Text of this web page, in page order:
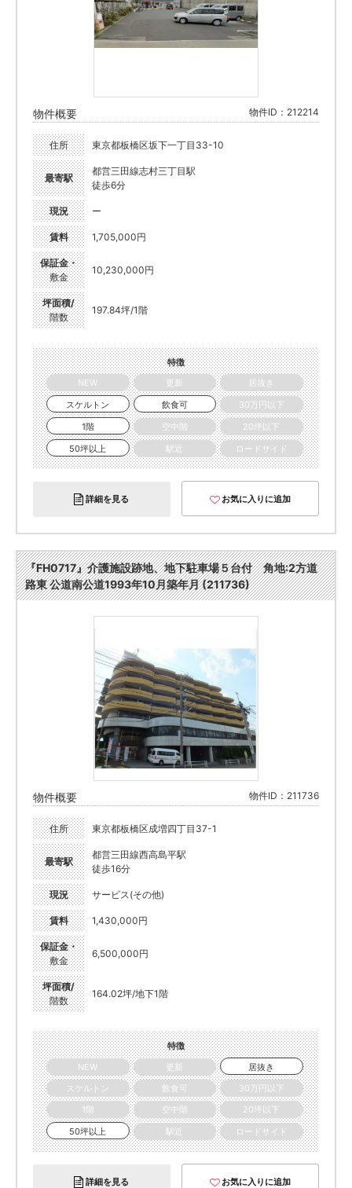
物件概要 物件ID：212214
住所 東京都板橋区坂下一丁目33-10
最寄駅
都営三田線志村三丁目駅
徒歩6分
現況 ー
賃料 1,705,000円
保証金・
敷金
10,230,000円
坪面積/
階数
197.84坪/1階
特徴
NEW
更新
居抜き
スケルトン
飲食可
30万円以下
1階
空中階
20坪以下
50坪以上
駅近 ロードサイド
詳細を見る お気に入りに追加
『FH0717』介護施設跡地、地下駐車場５台付 角地:2方道
路東 公道南公道1993年10月築年月 (211736)
物件概要 物件ID：211736
住所 東京都板橋区成増四丁目37-1
最寄駅
都営三田線西高島平駅
徒歩16分
現況 サービス(その他)
賃料 1,430,000円
保証金・
敷金
6,500,000円
坪面積/
階数
164.02坪/地下1階
特徴
NEW
更新
居抜き
スケルトン
飲食可
30万円以下
1階
空中階
20坪以下
50坪以上
駅近 ロードサイド
詳細を見る お気に入りに追加